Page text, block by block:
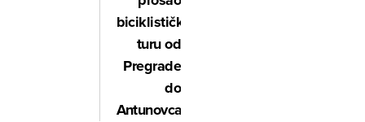
biciklističku
turu od
Pregrade
do
Antunovca